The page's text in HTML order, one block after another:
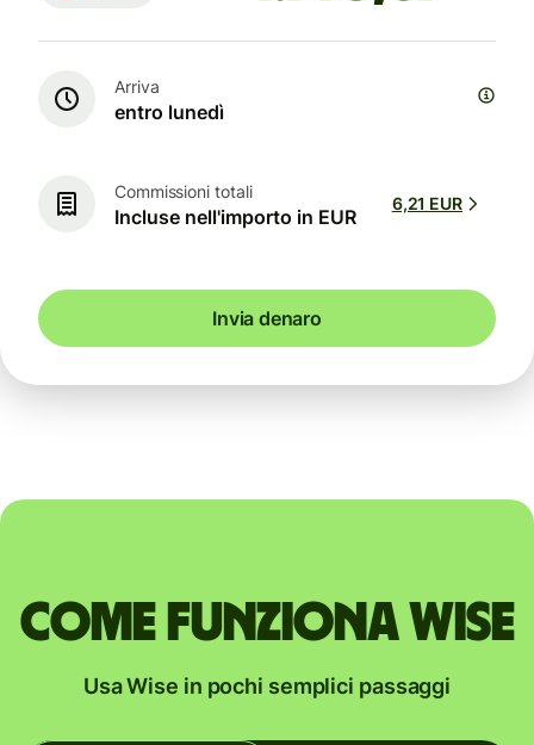
Arriva
entro lunedì
Commissioni totali
Incluse nell'importo in EUR
6,21 EUR
Invia denaro
Come funziona Wise
Usa Wise in pochi semplici passaggi